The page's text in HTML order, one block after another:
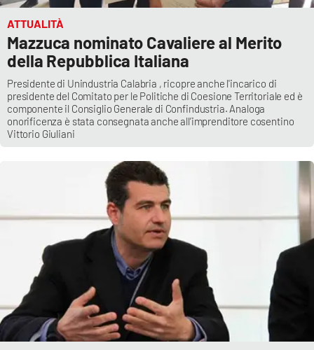
ATTUALITÀ
Mazzuca nominato Cavaliere al Merito
della Repubblica Italiana
Presidente di Unindustria Calabria , ricopre anche l'incarico di
presidente del Comitato per le Politiche di Coesione Territoriale ed è
componente il Consiglio Generale di Confindustria. Analoga
onorificenza è stata consegnata anche all’imprenditore cosentino
Vittorio Giuliani